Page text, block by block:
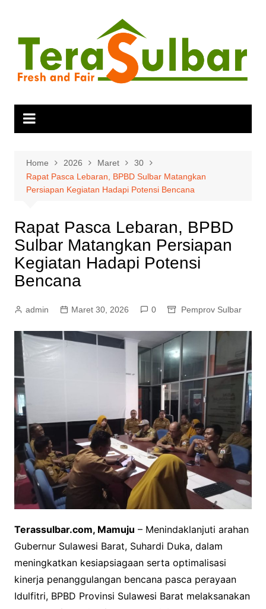
content
Home 2026 Maret
30
Rapat Pasca Lebaran, BPBD Sulbar Matangkan
Persiapan Kegiatan Hadapi Potensi Bencana
Rapat Pasca Lebaran, BPBD
Sulbar Matangkan Persiapan
Kegiatan Hadapi Potensi
Bencana
admin Maret 30, 2026 0 Pemprov Sulbar
Terassulbar.com, Mamuju – Menindaklanjuti arahan
Gubernur Sulawesi Barat, Suhardi Duka, dalam
meningkatkan kesiapsiagaan serta optimalisasi
kinerja penanggulangan bencana pasca perayaan
Idulfitri, BPBD Provinsi Sulawesi Barat melaksanakan